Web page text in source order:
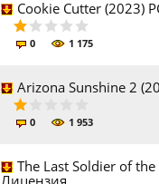
Cookie Cutter (2023)
0 1 175
Arizona Sunshine 2
0 1 953
The Last Soldier of
Лицензия